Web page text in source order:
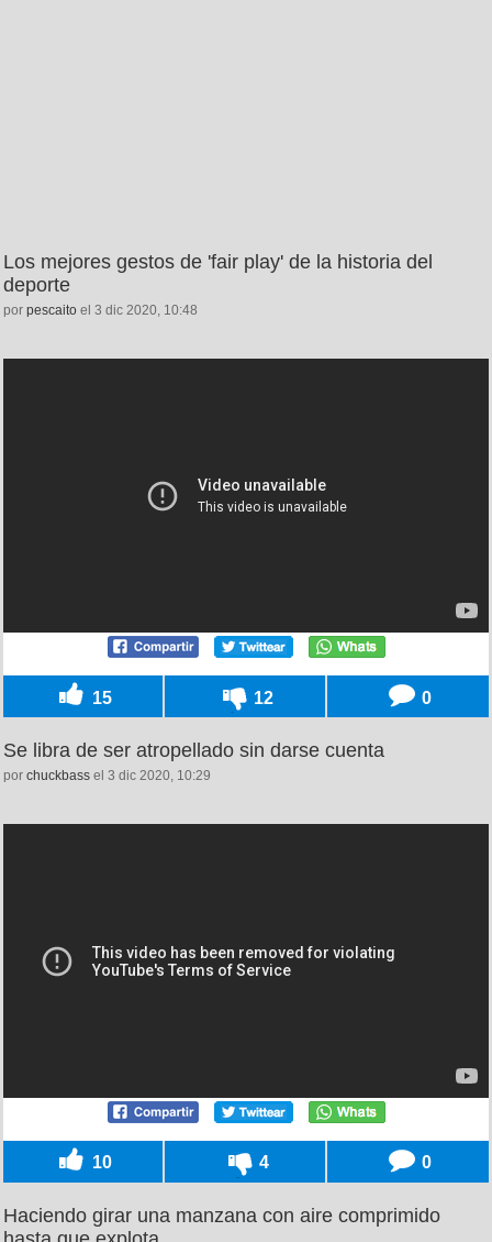
Los mejores gestos de 'fair play' de la historia del
deporte
por pescaito el 3 dic 2020, 10:48
15 12 0
Se libra de ser atropellado sin darse cuenta
por chuckbass el 3 dic 2020, 10:29
10 4 0
Haciendo girar una manzana con aire comprimido